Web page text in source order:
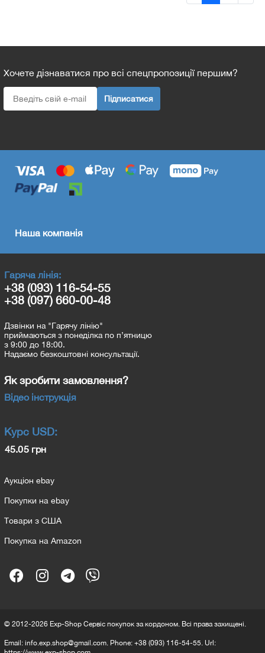
Хочете дізнаватися про всі спецпропозиції першим?
Підписатися
Наша компанія
Гаряча лінія:
+38 (093) 116-54-55
+38 (097) 660-00-48
Дзвінки на "Гарячу лінію"
приймаються з понеділка по п’ятницю
з 9:00 до 18:00.
Надаємо безкоштовні консультації.
Як зробити замовлення?
Відео інструкція
Курс USD:
45.05 грн
Аукціон ebay
Покупки на ebay
Товари з США
Покупка на Amazon
© 2012-2026 Exp-Shop Сервіс покупок за кордоном. Всі права захищені.
Email: info.exp.shop@gmail.com . Phone: +38 (093) 116-54-55 . Url: